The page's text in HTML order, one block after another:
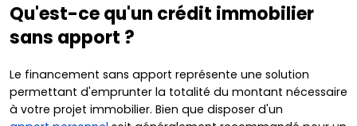
Qu'est-ce qu'un crédit immobilier
sans apport ?
Le financement sans apport représente une solution
permettant d'emprunter la totalité du montant nécessaire
à votre projet immobilier. Bien que disposer d'un